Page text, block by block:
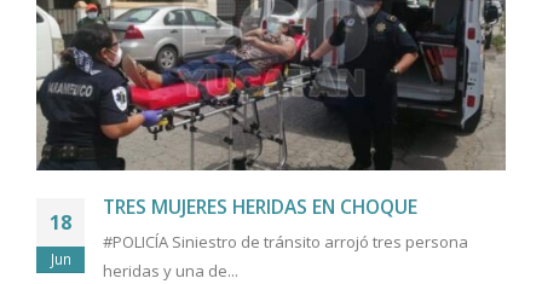
18
Jun
TRES MUJERES HERIDAS EN CHOQUE
#POLICÍA Siniestro de tránsito arrojó tres persona
heridas y una de...